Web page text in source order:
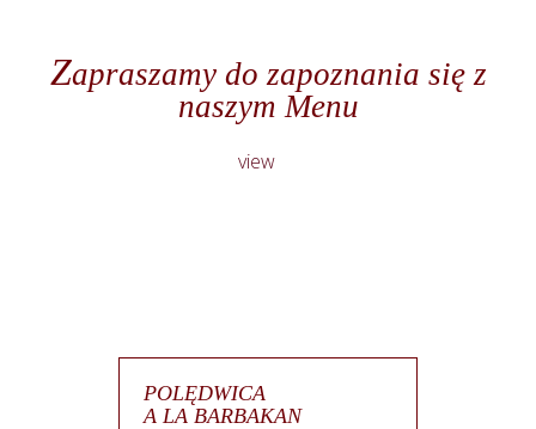
Zapraszamy do zapoznania się z
naszym Menu
view
POLĘDWICA
A LA BARBAKAN